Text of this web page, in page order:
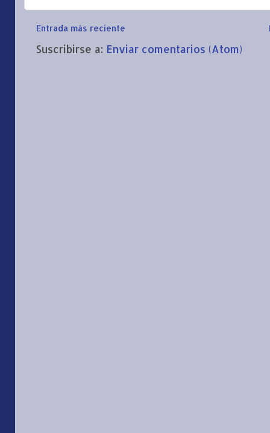
Entrada más reciente
Suscribirse a: Enviar comentarios (Atom)